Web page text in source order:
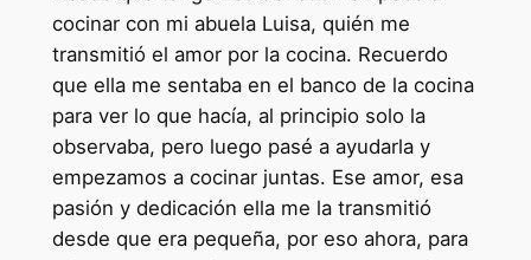
cocinar con mi abuela Luisa, quién me
transmitió el amor por la cocina. Recuerdo
que ella me sentaba en el banco de la cocina
para ver lo que hacía, al principio solo la
observaba, pero luego pasé a ayudarla y
empezamos a cocinar juntas. Ese amor, esa
pasión y dedicación ella me la transmitió
desde que era pequeña, por eso ahora, para